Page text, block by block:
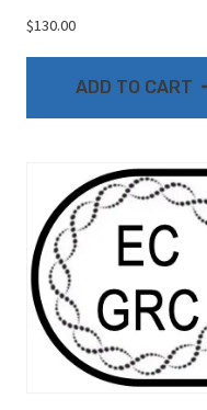
$130.00
ADD TO CART